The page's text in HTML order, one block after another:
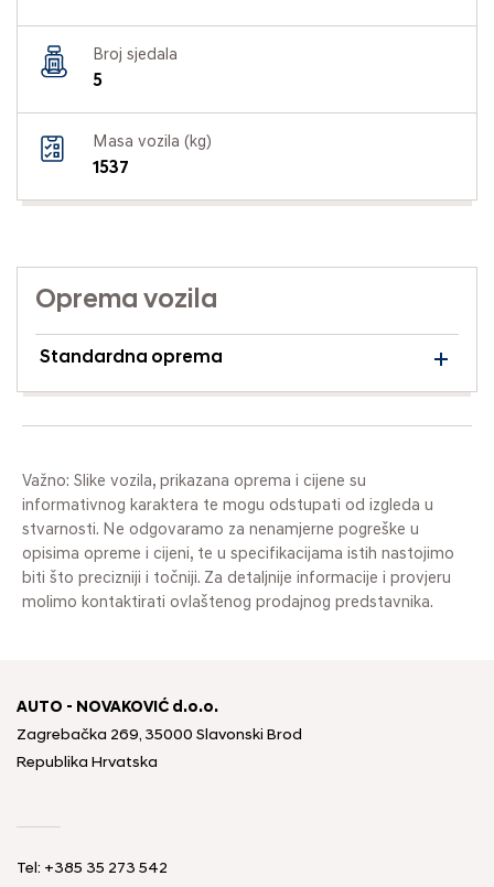
Broj sjedala
5
Masa vozila (kg)
1537
Oprema vozila
Standardna oprema
Važno: Slike vozila, prikazana oprema i cijene su
informativnog karaktera te mogu odstupati od izgleda u
stvarnosti. Ne odgovaramo za nenamjerne pogreške u
opisima opreme i cijeni, te u specifikacijama istih nastojimo
biti što precizniji i točniji. Za detaljnije informacije i provjeru
molimo kontaktirati ovlaštenog prodajnog predstavnika.
AUTO - NOVAKOVIĆ d.o.o.
Zagrebačka 269, 35000 Slavonski Brod
Republika Hrvatska
Tel: +385 35 273 542